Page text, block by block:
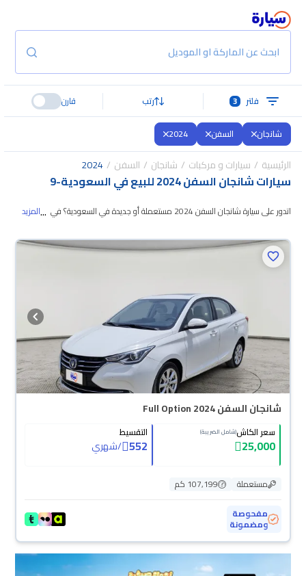
ابحث عن الماركة او الموديل
فلتر 3 رتب قارن
شانجان السفن 2024
الرئيسية سيارات و مركبات شانجان السفن 2024
سيارات شانجان السفن 2024 للبيع في السعودية -
9
اتدور على سيارة شانجان السفن 2024 مستعملة أو جديدة في السعودية؟ في
سيارات شانجان السفن 2024 المستعملة مضمونة ومفحوصة بأكثر من 200 نقطة
أو تقسيط، وتحجزها أونلاين، وبتوصلك لين باب بيتك.
...المزيد
شانجان السفن Full Option 2024
سعر الكاش(شامل الضريبة)
25,000
التقسيط
552
/شهري
مستعملة
107,199 كم
مفحوصة
ومضمونة